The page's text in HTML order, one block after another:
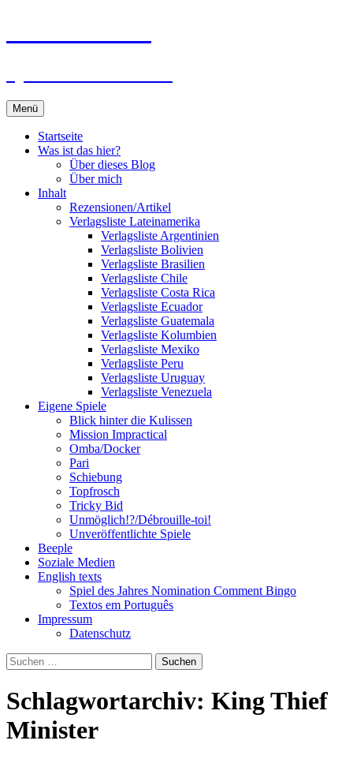
Menü
Startseite
Was ist das hier?
Über dieses Blog
Über mich
Inhalt
Rezensionen/Artikel
Verlagsliste Lateinamerika
Verlagsliste Argentinien
Verlagsliste Bolivien
Verlagsliste Brasilien
Verlagsliste Chile
Verlagsliste Costa Rica
Verlagsliste Ecuador
Verlagsliste Guatemala
Verlagsliste Kolumbien
Verlagsliste Mexiko
Verlagsliste Peru
Verlagsliste Uruguay
Verlagsliste Venezuela
Eigene Spiele
Blick hinter die Kulissen
Mission Impractical
Omba/Docker
Pari
Schiebung
Topfrosch
Tricky Bid
Unmöglich!?/Débrouille-toi!
Unveröffentlichte Spiele
Beeple
Soziale Medien
English texts
Spiel des Jahres Nomination Comment Bingo
Textos em Português
Impressum
Datenschutz
Suchen
nach:
Schlagwortarchiv: King Thief
Minister